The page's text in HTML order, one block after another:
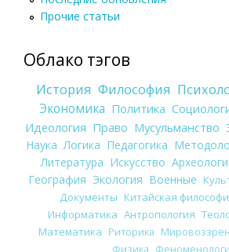
Прочие статьи
Облако тэгов
История Философия
Экономика Политика
Идеология Право Мусульманство
Наука Логика Педагогика
Литература Искусство
География Экология Военные
Документы Китайская
Информатика Антропология
Математика Риторика
Физика